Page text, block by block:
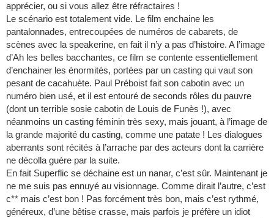
apprécier, ou si vous allez être réfractaires !
Le scénario est totalement vide. Le film enchaine les
pantalonnades, entrecoupées de numéros de cabarets, de
scènes avec la speakerine, en fait il n’y a pas d’histoire. A l’image
d’Ah les belles bacchantes, ce film se contente essentiellement
d’enchainer les énormités, portées par un casting qui vaut son
pesant de cacahuète. Paul Préboist fait son cabotin avec un
numéro bien usé, et il est entouré de seconds rôles du pauvre
(dont un terrible sosie cabotin de Louis de Funès !), avec
néanmoins un casting féminin très sexy, mais jouant, à l’image de
la grande majorité du casting, comme une patate ! Les dialogues
aberrants sont récités à l’arrache par des acteurs dont la carrière
ne décolla guère par la suite.
En fait Superflic se déchaine est un nanar, c’est sûr. Maintenant je
ne me suis pas ennuyé au visionnage. Comme dirait l’autre, c’est
c** mais c’est bon ! Pas forcément très bon, mais c’est rythmé,
généreux, d’une bêtise crasse, mais parfois je préfère un idiot